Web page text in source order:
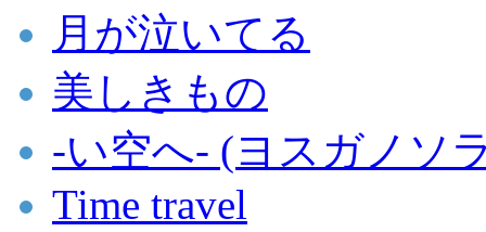
月が泣いてる
美しきもの
-い空へ- (ヨスガノソ
Time travel